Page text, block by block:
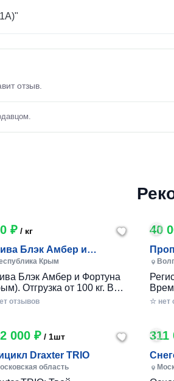
отзыв.
₽/ кг
Блэк Амбер и
(Крым)
Крым
Блэк Амбер и Фортуна
Отгрузка от 100 кг. В
ящике по 7-10 кг.
отзывов
40
☆ нет
000 ₽/ 1шт
Draxter TRIO
область
311